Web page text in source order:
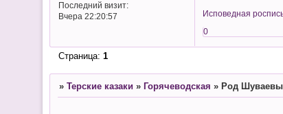
Последний визит:
Вчера 22:20:57
Исповедная
0
Страница: 1
» Терские казаки » Горячеводская » Род